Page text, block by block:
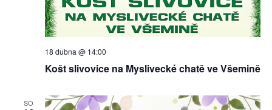
Košt slivovice na Myslivecké chatě ve Všemině
18 dubna @ 14:00
SO